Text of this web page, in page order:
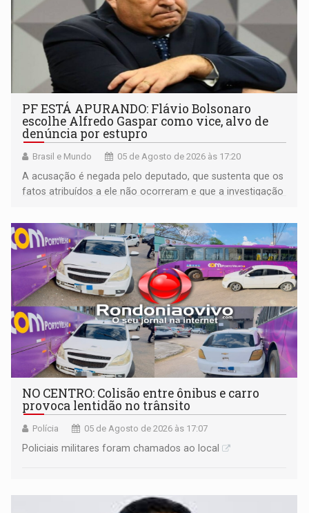
PF ESTÁ APURANDO: Flávio Bolsonaro
escolhe Alfredo Gaspar como vice, alvo de
denúncia por estupro
Brasil e Mundo 05 de Agosto de 2026 às 17:20
A acusação é negada pelo deputado, que sustenta que os
fatos atribuídos a ele não ocorreram e que a investigação
NO CENTRO: Colisão entre ônibus e carro
provoca lentidão no trânsito
Polícia 05 de Agosto de 2026 às 17:07
Policiais militares foram chamados ao local